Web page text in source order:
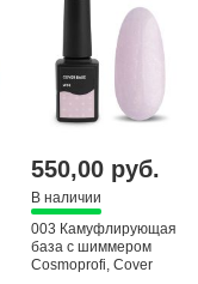
550,00 руб.
В наличии
003 Камуфлирующая
база с шиммером
Cosmoprofi, Cоver